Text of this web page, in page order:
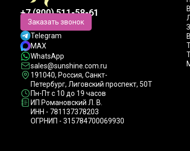
+7 (800) 511-58-61
Заказать звонок
Telegram
MAX
WhatsApp
sales@sunshine.com.ru
191040, Россия, Санкт-
Петербург, Лиговский проспект, 50Т
Пн-Пт с 10 до 19 часов
ИП Романовский Л. В.
ИНН - 781137378203
ОГРНИП - 315784700069930